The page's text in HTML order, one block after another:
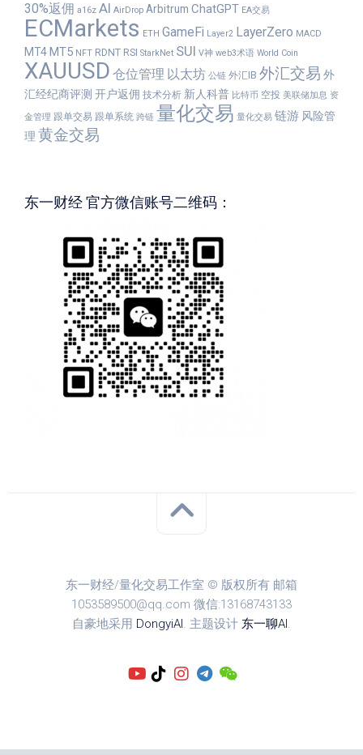
30%返佣 a16z AI AirDrop Arbitrum ChatGPT EA交易
ECMarkets ETH GameFi Layer2 LayerZero MACD
MT4MT5 NFT RDNT RSI StarkNet SUI V神 web3术语 World Coin
XAUUSD 仓位管理 以太坊 公链 外汇IB 外汇交易 外
汇经纪商评测 开户返佣 技术分析 新人科普 比特币 空投 美联储加息 资
金管理 跟单交易 跟单系统 跨链 量化交易 量化交易 链游 风险管
理 黄金交易
东一财经 官方微信账号二维码：
东一财经/量化交易工作室 © 版权所有 邮箱
1053589500@qq.com 微信:13168743133
自豪地采用 DongyiAI. 主题设计 东一聊AI.